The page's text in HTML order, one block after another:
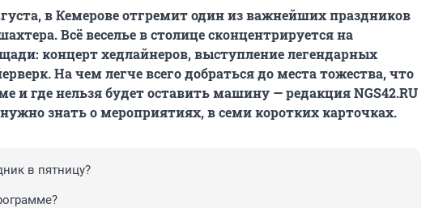
в Кемерове отгремит один из важнейших праздников
Всё веселье в столице сконцентрируется на
концерт хедлайнеров, выступление легендарных
На чем легче всего добраться до места тожества, что
и где нельзя будет оставить машину — редакция NGS42.RU
нужно знать о мероприятиях, в семи коротких карточках.
в пятницу?